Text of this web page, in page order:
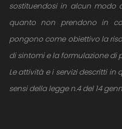
sostituendosi in alcun modo
quanto non prendono in
pongono come obiettivo la
di sintomi e la formulazione di
Le attività e i servizi descritti
sensi della legge n.4 del 14